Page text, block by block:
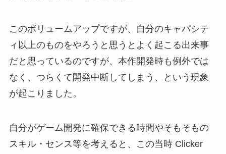
このボリュームアップですが、自分のキャパシテ
ィ以上のものをやろうと思うとよく起こる出来事
だと思っているのですが、本作開発時も例外では
なく、つらくて開発中断してしまう、という現象
が起こりました。
自分がゲーム開発に確保できる時間やそもそもの
スキル・センス等を考えると、この当時 Clicker